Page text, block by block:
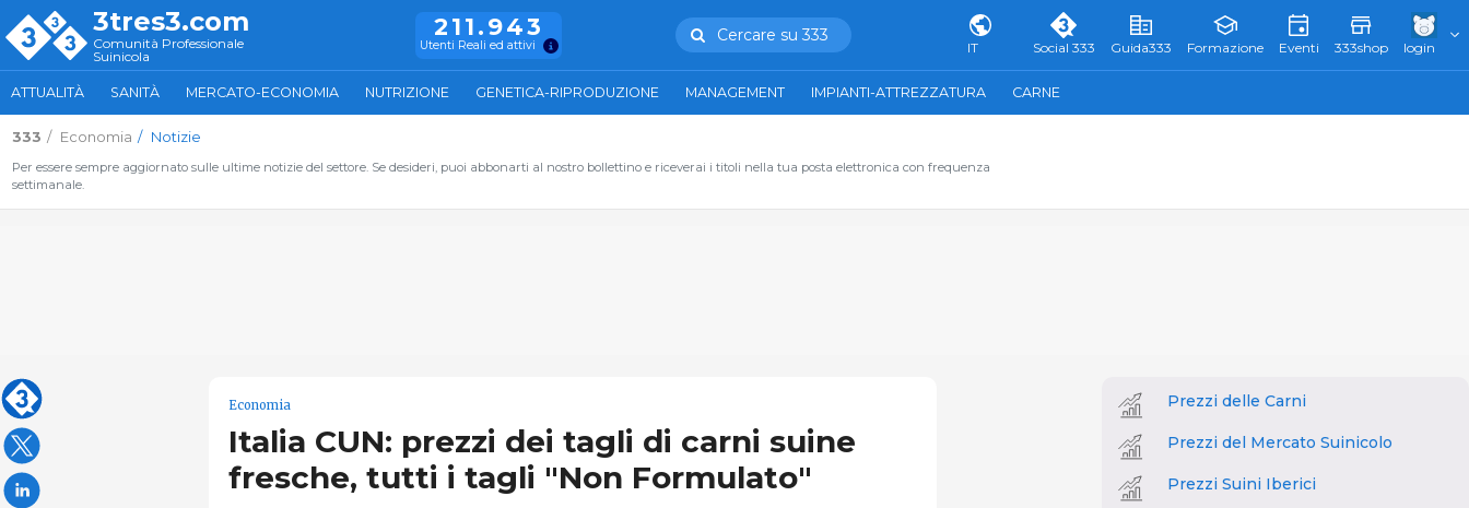
3tres3.com
Comunità Professionale
Suinicola
211.943
Utenti Reali ed attivi
Cercare su 333
IT Social 333 Guida333 Formazione Eventi 333shop login
ATTUALITÀ SANITÀ MERCATO-ECONOMIA NUTRIZIONE GENETICA-RIPRODUZIONE MANAGEMENT IMPIANTI-ATTREZZATURA CARNE
333 Economia Notizie
Per essere sempre aggiornato sulle ultime notizie del settore. Se desideri, puoi abbonarti al nostro bollettino e riceverai i titoli nella tua posta elettronica con frequenza
settimanale.
Economia
Italia CUN: prezzi dei tagli di carni suine
fresche, tutti i tagli "Non Formulato"
Prezzi delle Carni
Prezzi del Mercato Suinicolo
Prezzi Suini Iberici